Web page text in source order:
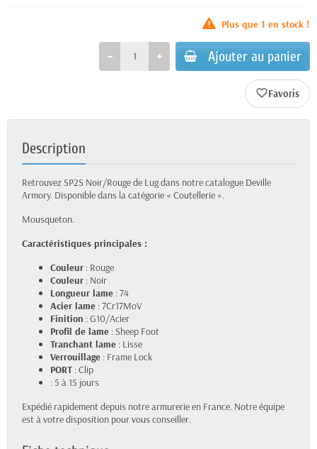
Plus que 1 en stock !
Ajouter au panier
favorite_border
Description
Retrouvez SP2S Noir/Rouge de Lug dans notre catalogue Deville
Armory. Disponible dans la catégorie « Coutellerie ».
Mousqueton.
Caractéristiques principales :
Couleur : Rouge
Couleur : Noir
Longueur lame : 74
Acier lame : 7Cr17MoV
Finition : G10/Acier
Profil de lame : Sheep Foot
Tranchant lame : Lisse
Verrouillage : Frame Lock
PORT : Clip
: 5 à 15 jours
Expédié rapidement depuis notre armurerie en France. Notre équipe
est à votre disposition pour vous conseiller.